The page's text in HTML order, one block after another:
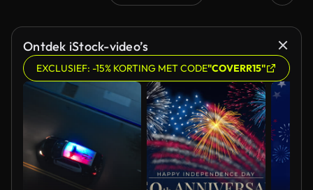
Ontdek iStock-video’s
EXCLUSIEF: -15% KORTING MET CODE"COVERR15"